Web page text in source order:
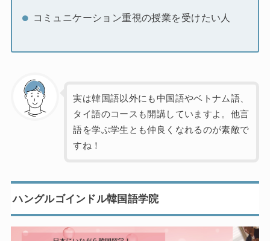
コミュニケーション重視の授業を受けたい人
実は韓国語以外にも中国語やベトナム語、
タイ語のコースも開講していますよ。他言
語を学ぶ学生とも仲良くなれるのが素敵で
すね！
ハングルゴインドル韓国語学院